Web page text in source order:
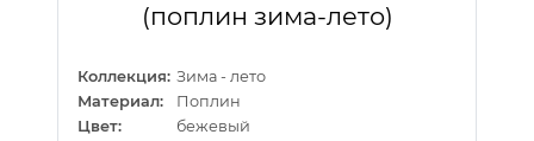
(поплин зима-лето)
Коллекция: Зима - лето
Материал:
Поплин
Цвет:
бежевый